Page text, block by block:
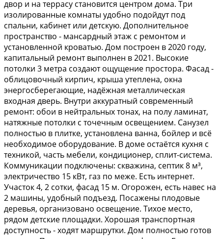
двор и на террасу становится центром дома. Три
изолированные комнаты удобно подойдут под
спальни, кабинет или детскую. Дополнительное
пространство - мансардный этаж с ремонтом и
установленной кроватью. Дом построен в 2020 году,
капитальный ремонт выполнен в 2021. Высокие
потолки 3 метра создают ощущение простора. Фасад -
облицовочный кирпич, крыша утеплена, окна
энергосберегающие, надёжная металлическая
входная дверь. Внутри аккуратный современный
ремонт: обои в нейтральных тонах, на полу ламинат,
натяжные потолки с точечным освещением. Санузел
полностью в плитке, установлена ванна, бойлер и всё
необходимое оборудование. В доме остаётся кухня с
техникой, часть мебели, кондиционер, сплит-система.
Коммуникации подключены: скважина, септик 8 м³,
электричество 15 кВт, газ по меже. Есть интернет.
Участок 4, 2 сотки, фасад 15 м. Огорожен, есть навес на
2 машины, удобный подъезд. Посажены плодовые
деревья, организовано освещение. Тихое место,
рядом детские площадки. Хорошая транспортная
доступность - ходят маршрутки. Дом полностью готов